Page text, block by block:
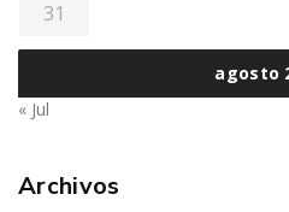
agosto
31
« Jul
Archivos